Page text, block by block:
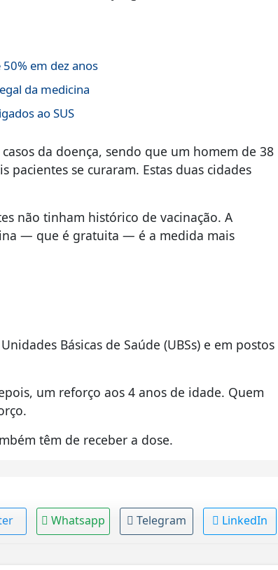
em dez anos
da medicina
ao SUS
da doença, sendo que um homem de 38
pacientes se curaram. Estas duas cidades
não tinham histórico de vacinação. A
— que é gratuita — é a medida mais
Básicas de Saúde (UBSs) e em postos
um reforço aos 4 anos de idade. Quem
têm de receber a dose.
Whatsapp Telegram LinkedIn